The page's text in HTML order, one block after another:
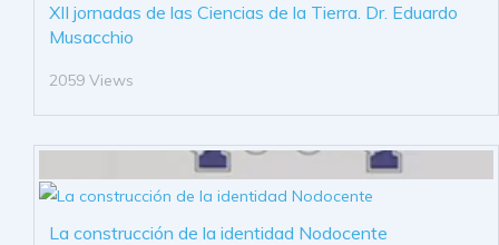
XII jornadas de las Ciencias de la Tierra. Dr. Eduardo
Musacchio
2059 Views
La construcción de la identidad Nodocente